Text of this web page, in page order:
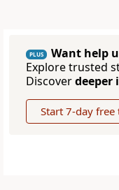
PLUS
Want help
Explore trusted
Discoverdeeper
Start 7-day free